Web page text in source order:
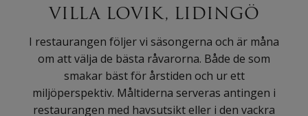
VILLA LOVIK, LIDINGÖ
I restaurangen följer vi säsongerna och är måna
om att välja de bästa råvarorna. Både de som
smakar bäst för årstiden och ur ett
miljöperspektiv. Måltiderna serveras antingen i
restaurangen med havsutsikt eller i den vackra